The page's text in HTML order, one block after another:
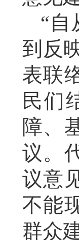
“自
到反
表联
民们
障、
议。
议意
不能
群众